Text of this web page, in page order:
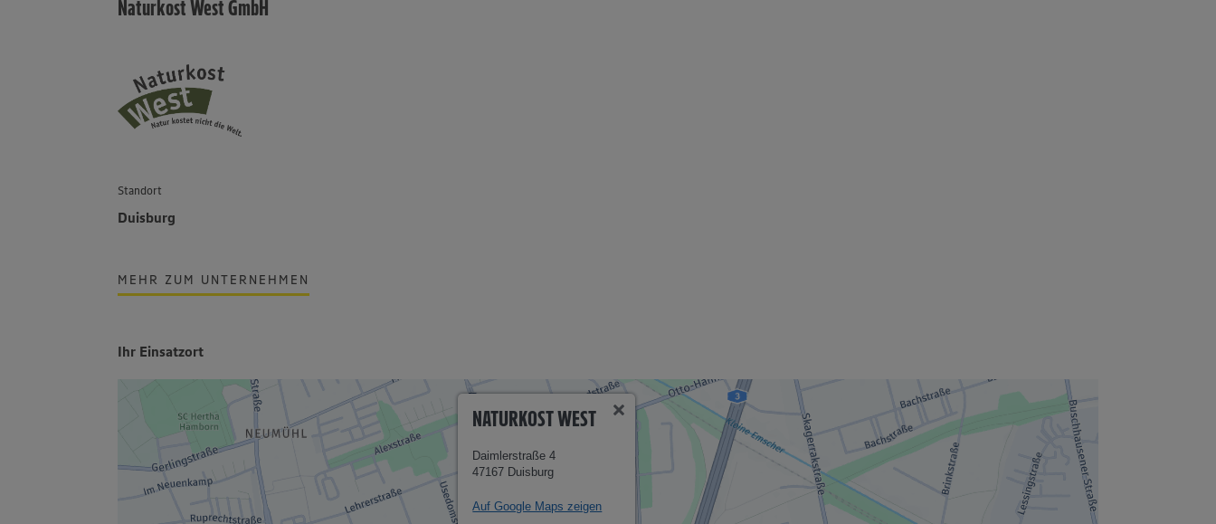
Naturkost West GmbH
Standort
Duisburg
MEHR ZUM UNTERNEHMEN
Ihr Einsatzort
NATURKOST WEST
Daimlerstraße 4
47167 Duisburg
Auf Google Maps zeigen